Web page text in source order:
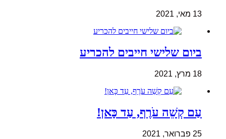
13 מאי, 2021
ביום שלישי חייבים להכריע
18 מרץ, 2021
עַם קְשֵׁה עֹרֶף, עַד כָּאן!
25 פברואר, 2021